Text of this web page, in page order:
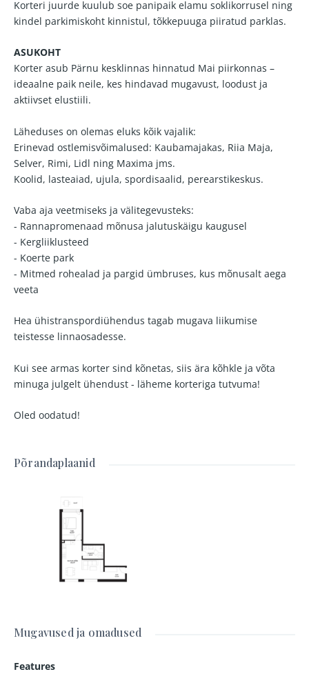
Korteri juurde kuulub soe panipaik elamu soklikorrusel ning
kindel parkimiskoht kinnistul, tõkkepuuga piiratud parklas.
ASUKOHT
Korter asub Pärnu kesklinnas hinnatud Mai piirkonnas –
ideaalne paik neile, kes hindavad mugavust, loodust ja
aktiivset elustiili.
Läheduses on olemas eluks kõik vajalik:
Erinevad ostlemisvõimalused: Kaubamajakas, Riia Maja,
Selver, Rimi, Lidl ning Maxima jms.
Koolid, lasteaiad, ujula, spordisaalid, perearstikeskus.
Vaba aja veetmiseks ja välitegevusteks:
- Rannapromenaad mõnusa jalutuskäigu kaugusel
- Kergliiklusteed
- Koerte park
- Mitmed rohealad ja pargid ümbruses, kus mõnusalt aega
veeta
Hea ühistranspordiühendus tagab mugava liikumise
teistesse linnaosadesse.
Kui see armas korter sind kõnetas, siis ära kõhkle ja võta
minuga julgelt ühendust - läheme korteriga tutvuma!
Oled oodatud!
Põrandaplaanid
Mugavused ja omadused
Features